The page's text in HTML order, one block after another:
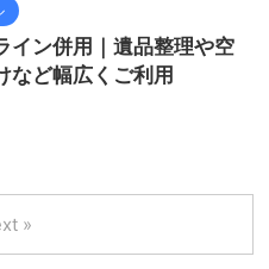
イン併用｜遺品整理や空
など幅広くご利用
»